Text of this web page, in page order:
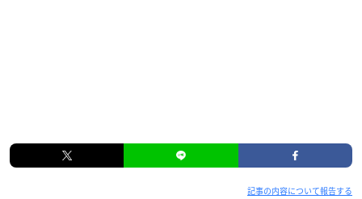
記事の内容について報告する